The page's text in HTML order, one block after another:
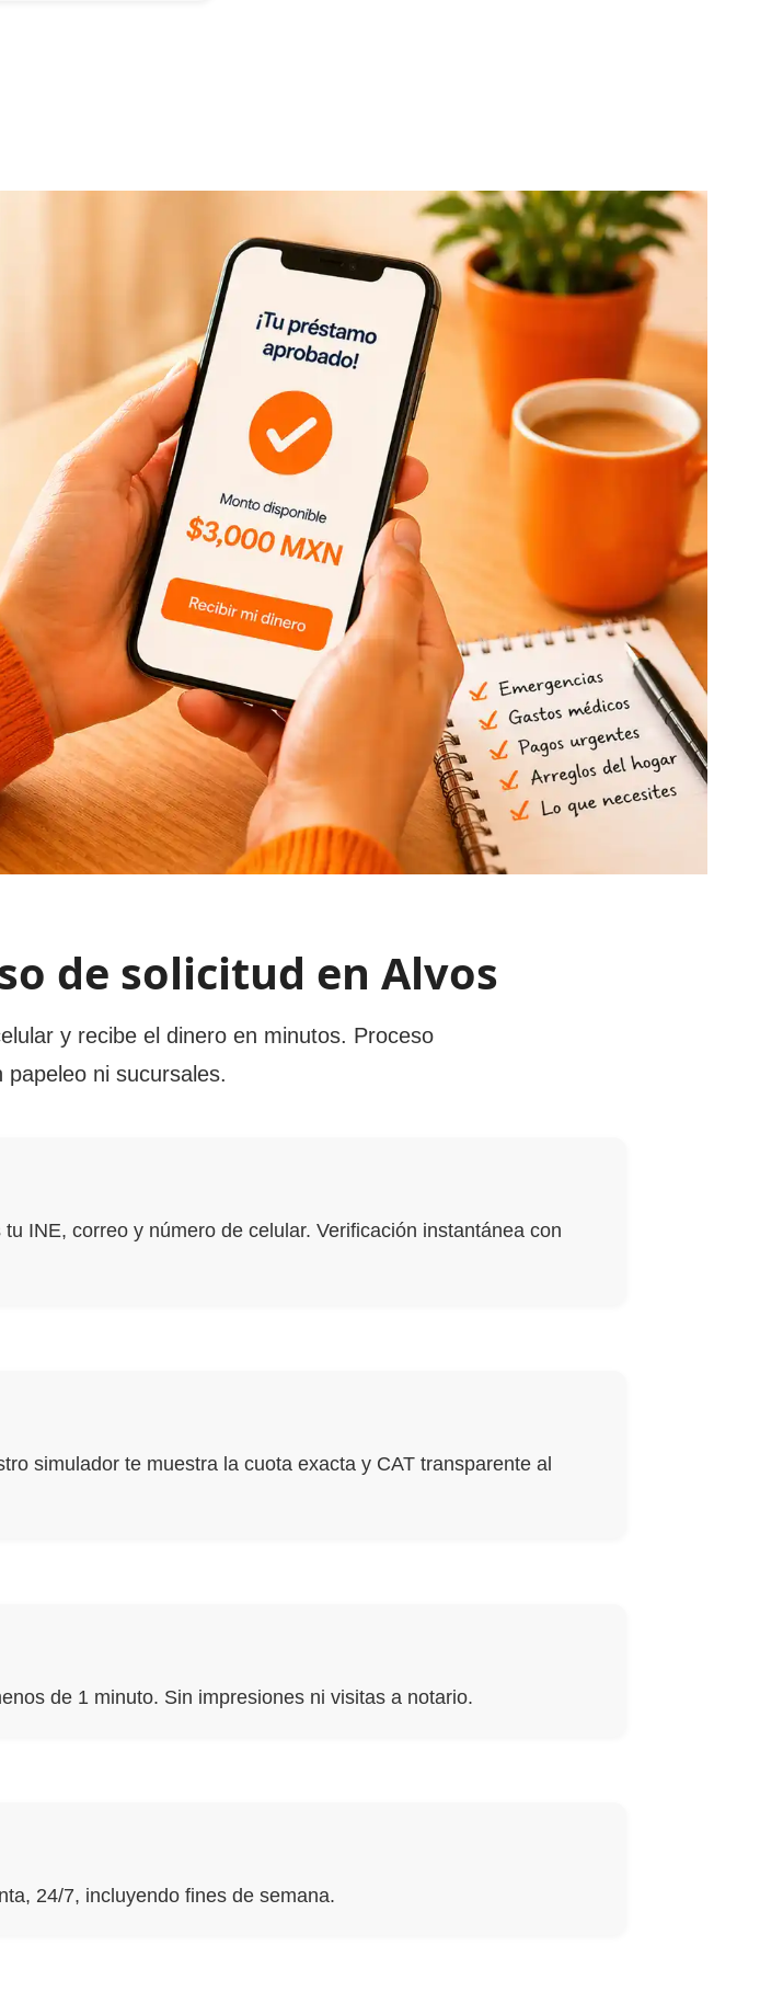
de solicitud en Alvos
y recibe el dinero en minutos. Proceso
ni sucursales.
INE, correo y número de celular. Verificación instantánea con
simulador te muestra la cuota exacta y CAT transparente al
de 1 minuto. Sin impresiones ni visitas a notario.
24/7, incluyendo fines de semana.